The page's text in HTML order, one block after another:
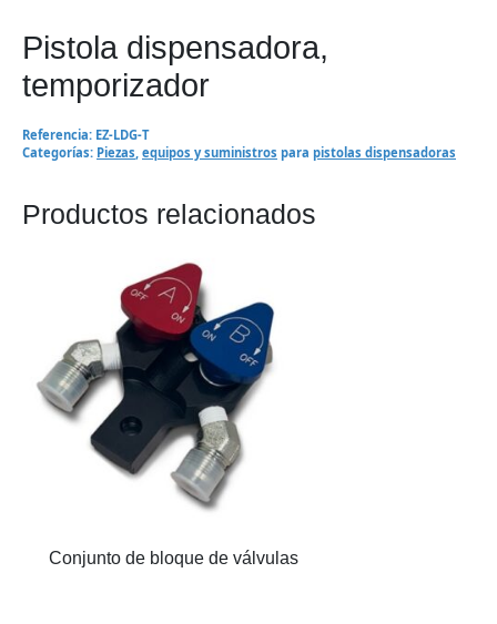
Pistola dispensadora,
temporizador
Referencia: EZ-LDG-T
Categorías: Piezas equipos y suministros para pistolas dispensadoras
Productos relacionados
Conjunto de bloque de válvulas